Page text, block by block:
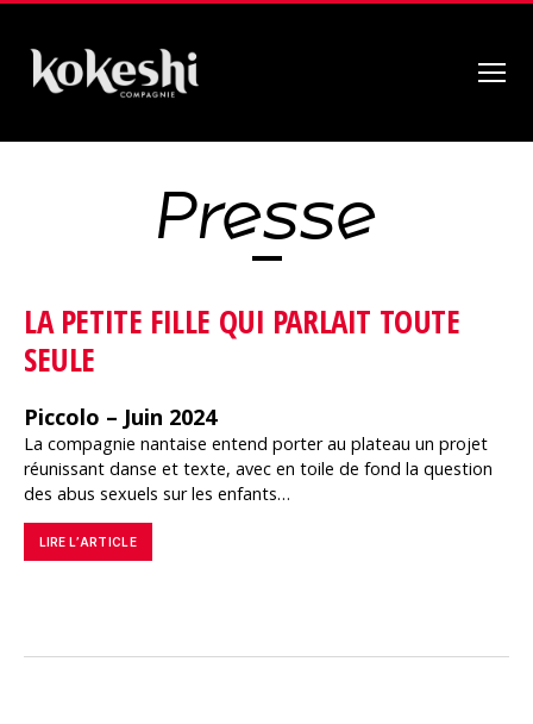
Kokeshi
Presse
LA PETITE FILLE QUI PARLAIT TOUTE
SEULE
Piccolo – Juin 2024
La compagnie nantaise entend porter au plateau un projet
réunissant danse et texte, avec en toile de fond la question
des abus sexuels sur les enfants…
LIRE L’ARTICLE